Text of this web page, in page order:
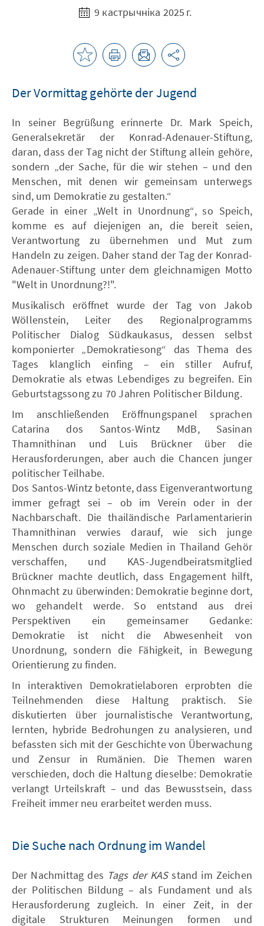
9 кастрычніка 2025 г.
Der Vormittag gehörte der Jugend
In seiner Begrüßung erinnerte Dr. Mark Speich,
Generalsekretär der Konrad-Adenauer-Stiftung,
daran, dass der Tag nicht der Stiftung allein gehöre,
sondern „der Sache, für die wir stehen – und den
Menschen, mit denen wir gemeinsam unterwegs
sind, um Demokratie zu gestalten.“
Gerade in einer „Welt in Unordnung“, so Speich,
komme es auf diejenigen an, die bereit seien,
Verantwortung zu übernehmen und Mut zum
Handeln zu zeigen. Daher stand der Tag der Konrad-
Adenauer-Stiftung unter dem gleichnamigen Motto
"Welt in Unordnung?!".
Musikalisch eröffnet wurde der Tag von Jakob
Wöllenstein, Leiter des Regionalprogramms
Politischer Dialog Südkaukasus, dessen selbst
komponierter „Demokratiesong“ das Thema des
Tages klanglich einfing – ein stiller Aufruf,
Demokratie als etwas Lebendiges zu begreifen. Ein
Geburtstagssong zu 70 Jahren Politischer Bildung.
Im anschließenden Eröffnungspanel sprachen
Catarina dos Santos-Wintz MdB, Sasinan
Thamnithinan und Luis Brückner über die
Herausforderungen, aber auch die Chancen junger
politischer Teilhabe.
Dos Santos-Wintz betonte, dass Eigenverantwortung
immer gefragt sei – ob im Verein oder in der
Nachbarschaft. Die thailändische Parlamentarierin
Thamnithinan verwies darauf, wie sich junge
Menschen durch soziale Medien in Thailand Gehör
verschaffen, und KAS-Jugendbeiratsmitglied
Brückner machte deutlich, dass Engagement hilft,
Ohnmacht zu überwinden: Demokratie beginne dort,
wo gehandelt werde. So entstand aus drei
Perspektiven ein gemeinsamer Gedanke:
Demokratie ist nicht die Abwesenheit von
Unordnung, sondern die Fähigkeit, in Bewegung
Orientierung zu finden.
In interaktiven Demokratielaboren erprobten die
Teilnehmenden diese Haltung praktisch. Sie
diskutierten über journalistische Verantwortung,
lernten, hybride Bedrohungen zu analysieren, und
befassten sich mit der Geschichte von Überwachung
und Zensur in Rumänien. Die Themen waren
verschieden, doch die Haltung dieselbe: Demokratie
verlangt Urteilskraft – und das Bewusstsein, dass
Freiheit immer neu erarbeitet werden muss.
Die Suche nach Ordnung im Wandel
Der Nachmittag des Tags der KASstand im Zeichen
der Politischen Bildung – als Fundament und als
Herausforderung zugleich. In einer Zeit, in der
digitale Strukturen Meinungen formen und